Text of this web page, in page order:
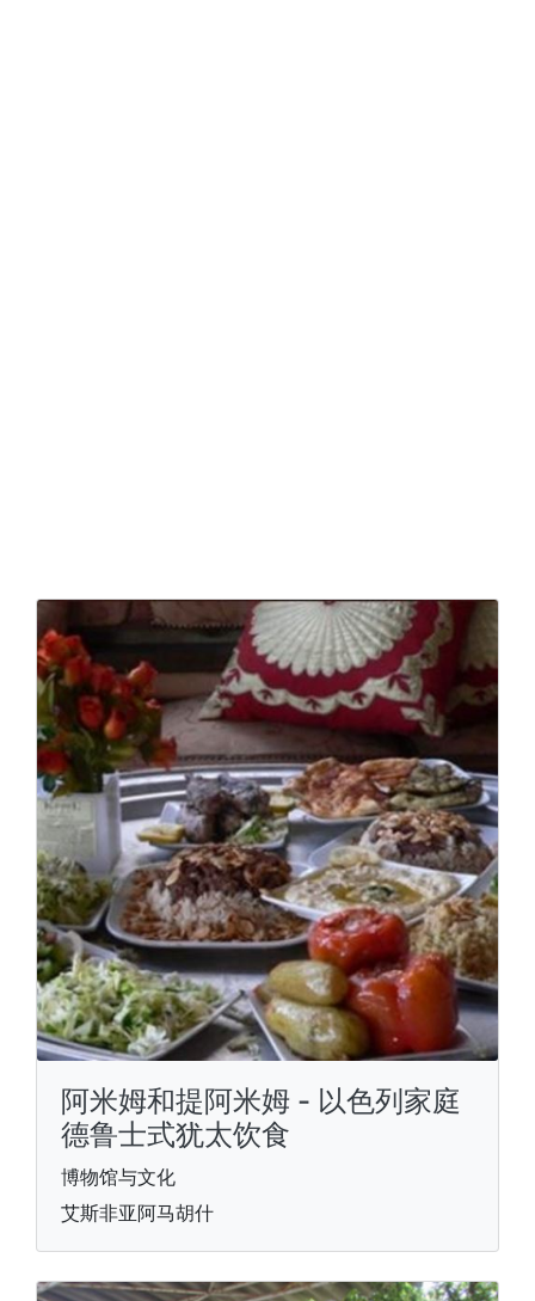
阿米姆和提阿米姆 - 以色列家庭
德鲁士式犹太饮食
博物馆与文化
艾斯非亚阿马胡什